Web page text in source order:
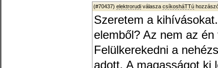
(#70437) elektrorudi válasza csíkosháTTú
Szeretem a
elemből? Az nem az
Felülkerekedni a
adott. A magasságot ki